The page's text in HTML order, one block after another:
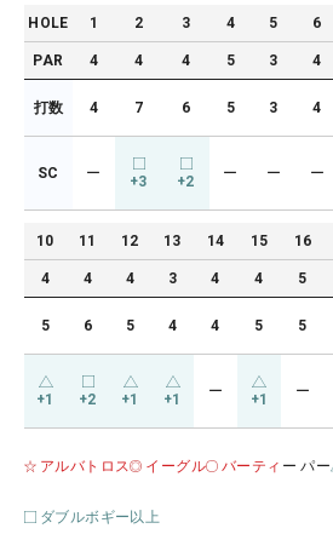
HOLE 1 2 3 4 5 6
PAR 4 4 4 5 3 4
打数 4 7 6 5 3 4
SC ー +3 +2 ー ー ー
10 11 12 13 14 15 16
4 4 4 3 4 4 5
5 6 5 4 4 5 5
+1 +2 +1 +1 ー +1 ー
アルバトロス イーグル バーティ ー パー
ダブルボギー以上